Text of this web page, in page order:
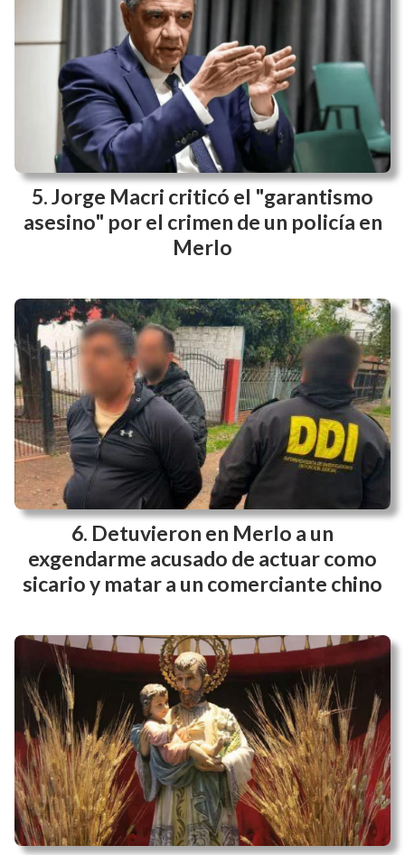
Jorge Macri criticó el "garantismo
asesino" por el crimen de un policía en
Merlo
Detuvieron en Merlo a un
exgendarme acusado de actuar como
sicario y matar a un comerciante chino